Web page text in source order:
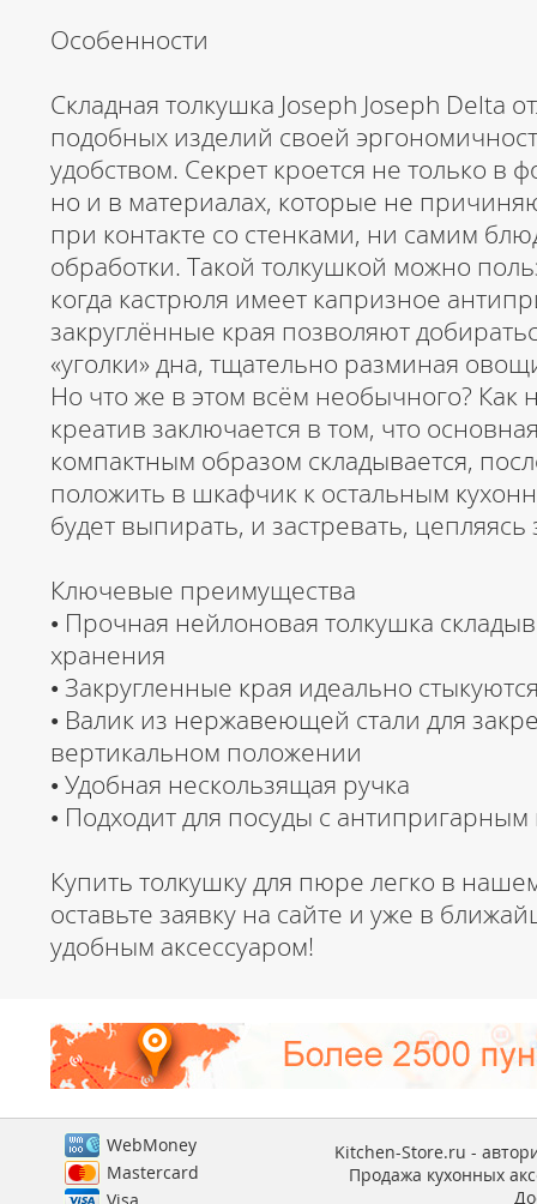
Особенности
Складная толкушка Joseph Joseph Delta
подобных изделий своей
удобством. Секрет кроется не только
но и в материалах, которые не
при контакте со стенками, ни самим
обработки. Такой толкушкой можно
когда кастрюля имеет капризное
закруглённые края позволяют
«уголки» дна, тщательно разминая
Но что же в этом всём необычного? Как
креатив заключается в том, что
компактным образом складывается,
положить в шкафчик к остальным
будет выпирать, и застревать, цепляясь
Ключевые преимущества
• Прочная нейлоновая толкушка
хранения
• Закругленные края идеально
• Валик из нержавеющей стали для
вертикальном положении
• Удобная нескользящая ручка
• Подходит для посуды с
Купить толкушку для пюре легко в
оставьте заявку на сайте и уже в
удобным аксессуаром!
WebMoney
Mastercard
Kitchen-Store.ru -
Продажа кухонных